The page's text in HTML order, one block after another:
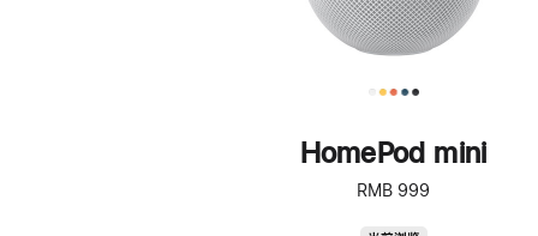
HomePod mini
RMB 999